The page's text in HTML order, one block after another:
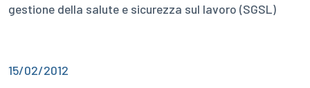
gestione della salute e sicurezza sul lavoro (SGSL)
15/02/2012